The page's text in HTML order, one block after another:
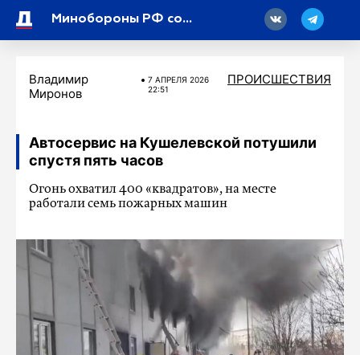
Минобороны РФ сообщило о попытке атаки БПЛА на Ленобласть
Владимир
Миронов
7 АПРЕЛЯ 2026
22:51
ПРОИСШЕСТВИЯ
Автосервис на Кушелевской потушили
спустя пять часов
Огонь охватил 400 «квадратов», на месте
работали семь пожарных машин